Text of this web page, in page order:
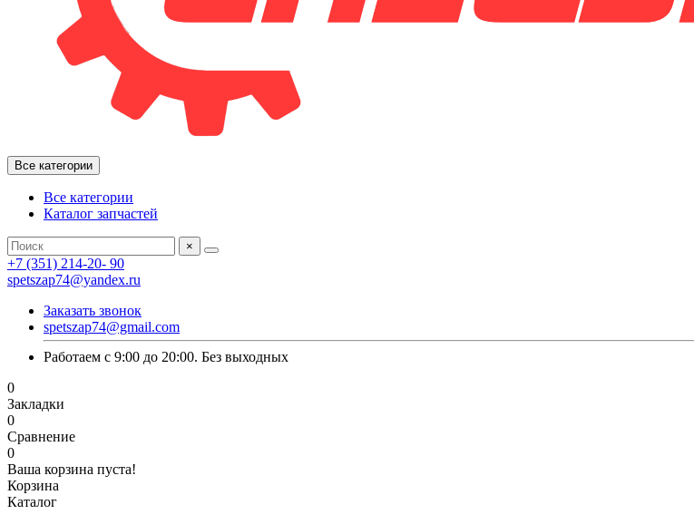
Все категории
Все категории
Каталог запчастей
×
+7 (351) 214-20- 90
spetszap74@yandex.ru
Заказать звонок
spetszap74@gmail.com
Работаем с 9:00 до 20:00. Без выходных
0
Закладки
0
Сравнение
0
Ваша корзина пуста!
Корзина
Каталог